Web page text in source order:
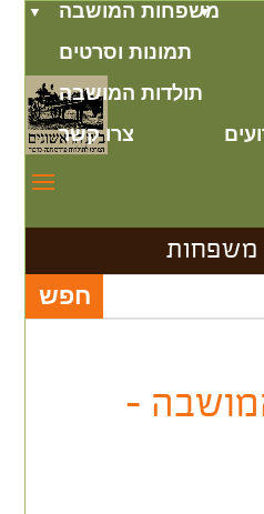
משפחות המושבה
תמונות וסרטים
תולדות המושבה
צרו קשר
משפחות
-